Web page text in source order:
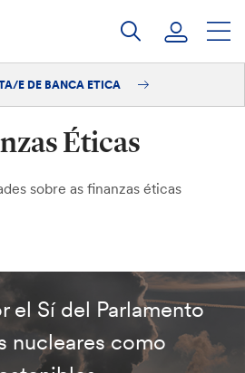
E DE BANCA ETICA
Éticas
sobre as finanzas éticas
el Sí del Parlamento
nucleares como